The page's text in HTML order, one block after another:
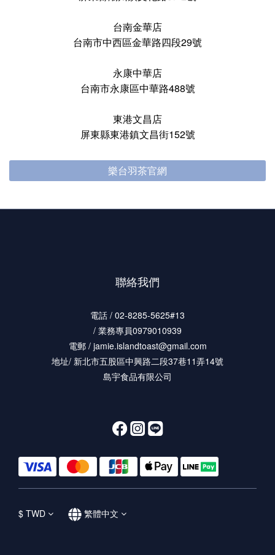
台南金華店
台南市中西區金華路四段29號
永康中華店
台南市永康區中華路488號
東港文昌店
屏東縣東港鎮文昌街152號
樂台羽茶官網
聯絡我們
電話 / 02-8285-5625#13
/ 業務專員0979010939
電郵 / jamie.islandtoast@gmail.com
地址/ 新北市五股區中興路二段37巷11弄14號
島宇食品有限公司
$ TWD 繁體中文